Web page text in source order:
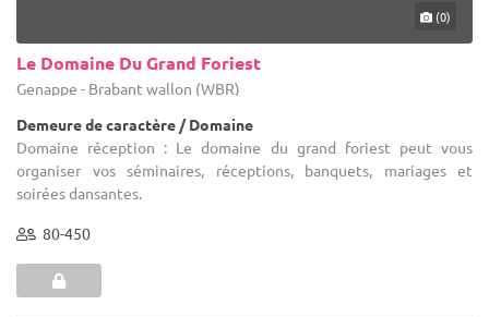
(0)
Le Domaine Du Grand Foriest
Genappe - Brabant wallon (WBR)
Demeure de caractère / Domaine
Domaine réception : Le domaine du grand foriest peut vous
organiser vos séminaires, réceptions, banquets, mariages et
soirées dansantes.
80-450